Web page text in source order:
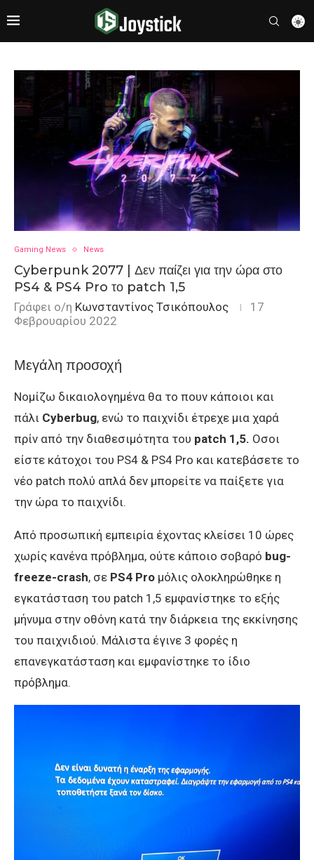
Gaming News News
Cyberpunk 2077 | Δεν παίζει για την ώρα στο
PS4 & PS4 Pro το patch 1,5
Γράφει ο/η Κωνσταντίνος Τσικόπουλος
17
Φεβρουαρίου 2022
Μεγάλη προσοχή
Νομίζω δικαιολογημένα θα το πουν κάποιοι και
πάλι Cyberbug, ενώ το παιχνίδι έτρεχε μια χαρά
πρίν από την διαθεσιμότητα του patch 1,5. Οσοι
είστε κάτοχοι του PS4 & PS4 Pro και κατεβάσετε το
νέο patch πολύ απλά δεν μπορείτε να παίξετε για
την ώρα το παιχνίδι.
Από προσωπική εμπειρία έχοντας κλείσει 10 ώρες
χωρίς κανένα πρόβλημα, ούτε κάποιο σοβαρό bug-
freeze-crash, σε PS4 Pro μόλις ολοκληρώθηκε η
εγκατάσταση του patch 1,5 εμφανίστηκε το εξής
μήνυμα στην οθόνη κατά την διάρκεια της εκκίνησης
του παιχνιδιού. Μάλιστα έγινε 3 φορές η
επανεγκατάσταση και εμφανίστηκε το ίδιο
πρόβλημα.